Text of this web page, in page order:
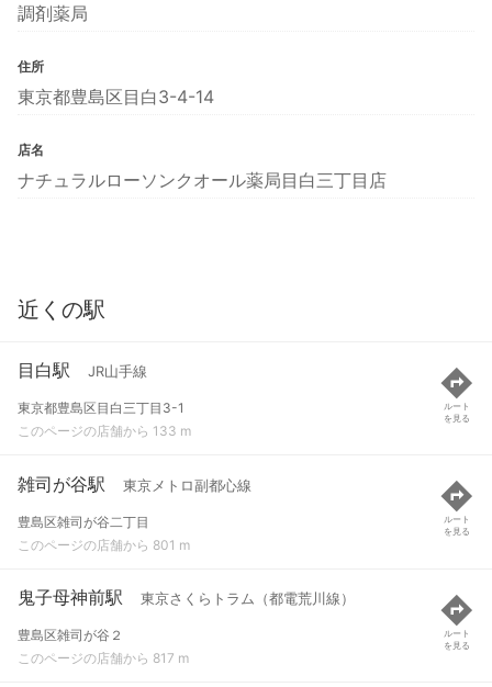
調剤薬局
住所
東京都豊島区目白3-4-14
店名
ナチュラルローソンクオール薬局目白三丁目店
近くの駅
目白駅 JR山手線
東京都豊島区目白三丁目3-1
このページの店舗から 133 m
ルート
を見る
雑司が谷駅 東京メトロ副都心線
豊島区雑司が谷二丁目
このページの店舗から 801 m
ルート
を見る
鬼子母神前駅 東京さくらトラム（都電荒川線）
豊島区雑司が谷２
このページの店舗から 817 m
ルート
を見る